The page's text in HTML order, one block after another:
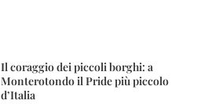
Il coraggio dei piccoli borghi: a
Monterotondo il Pride più piccolo
d’Italia